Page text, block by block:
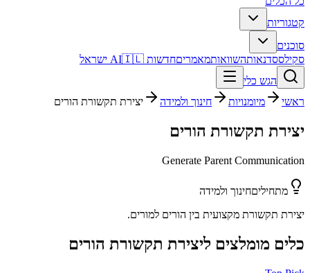
קטגוריות
סוכנים
סקילססדנאותהשוואותמאמריםחדשות AI 🇮🇱 ישראל
הגש כלי
ראשי
מיומנויות חינוך ולמידה יצירת תקשורת הורים
יצירת תקשורת הורים
Generate Parent Communication
מתחיליםחינוך ולמידה
יצירת תקשורת מקצועית בין הורים למורים.
כלים מומלצים ליצירת תקשורת הורים